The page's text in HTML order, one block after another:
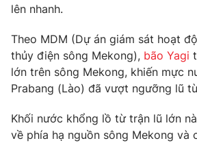
Giấy phép hoạt động báo in và báo điện
Tổng Biên tập:Vũ Thanh Thủy
Phó Tổng Biên tập:Nguyễn Thị Mỹ Hạnh,
Nguyễn Trọng Ninh
Tổng đài VTV:024.38 355 931 - 024.38
Ðiện thoại Thời báo VTV:
024.66 897 897
Email:toasoan@vtv.vn
lên nhanh.
Theo MDM (Dự án giám sát hoạt
thủy điện sông Mekong), bão Yagi
lớn trên sông Mekong, khiến mực
Prabang (Lào) đã vượt ngưỡng lũ
Khối nước khổng lồ từ trận lũ lớn
về phía hạ nguồn sông Mekong và